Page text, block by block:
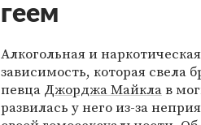
геем
Алкогольная и наркотическая
зависимость, которая свела
певца Джорджа Майклав
развилась у него из-за